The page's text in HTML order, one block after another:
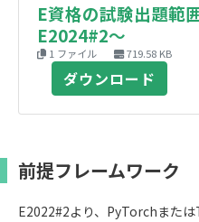
E資格の試験出題範
E2024#2～
1 ファイル 719.58 KB
ダウンロード
前提フレームワーク
E2022#2より、PyTorchまた